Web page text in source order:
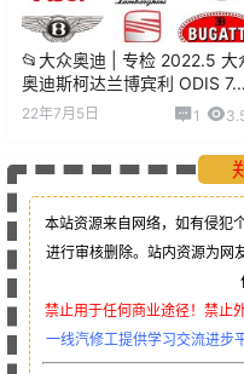
📂大众奥迪 | 专检 2022.5 大
奥迪斯柯达兰博宾利 ODIS
诊断系统 最新数据 9品牌全
[ODIS详细安装教程+证书+补
22年7月5日 1
本站资源来自网络，如有侵犯
进行审核删除。站内资源为网
禁止用于任何商业途径！禁止
一线汽修工提供学习交流进步